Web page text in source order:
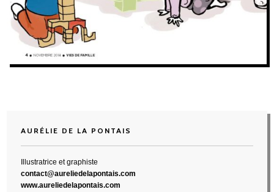
AURÉLIE DE LA PONTAIS
Illustratrice et graphiste
contact@aureliedelapontais.com
www.aureliedelapontais.com